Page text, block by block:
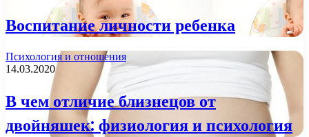
Воспитание личности ребенка
Психология и отношения
14.03.2020
В чем отличие близнецов от
двойняшек: физиология и психология